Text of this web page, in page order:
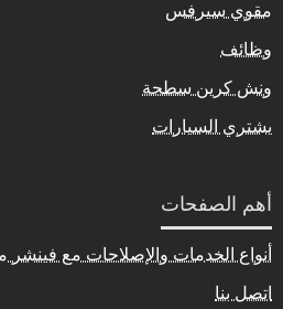
مقوي سيرفس
وظائف
ونش كرين سطحة
يشتري السيارات
أهم الصفحات
أنواع الخدمات والإصلاحات مع
اتصل بنا